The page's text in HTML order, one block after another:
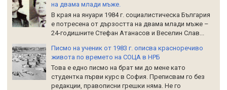
на двама млади мъже.
В края на януари 1984 г. социалистическа България
е потресена от дързостта на двама млади мъже –
24-годишните Стефан Атанасов и Веселин Слав...
Писмо на ученик от 1983 г. описва красноречиво
живота по времето на СОЦА в НРБ
Това е едно писмо на брат ми до мене като
студентка първи курс в София. Преписвам го без
редакции, правописни грешки няма. Не го